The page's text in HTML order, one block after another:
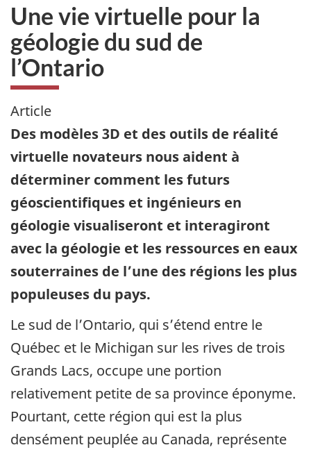
Une vie virtuelle pour la
géologie du sud de
l’Ontario
Article
Des modèles 3D et des outils de réalité
virtuelle novateurs nous aident à
déterminer comment les futurs
géoscientifiques et ingénieurs en
géologie visualiseront et interagiront
avec la géologie et les ressources en eaux
souterraines de l’une des régions les plus
populeuses du pays.
Le sud de l’Ontario, qui s’étend entre le
Québec et le Michigan sur les rives de trois
Grands Lacs, occupe une portion
relativement petite de sa province éponyme.
Pourtant, cette région qui est la plus
densément peuplée au Canada, représente